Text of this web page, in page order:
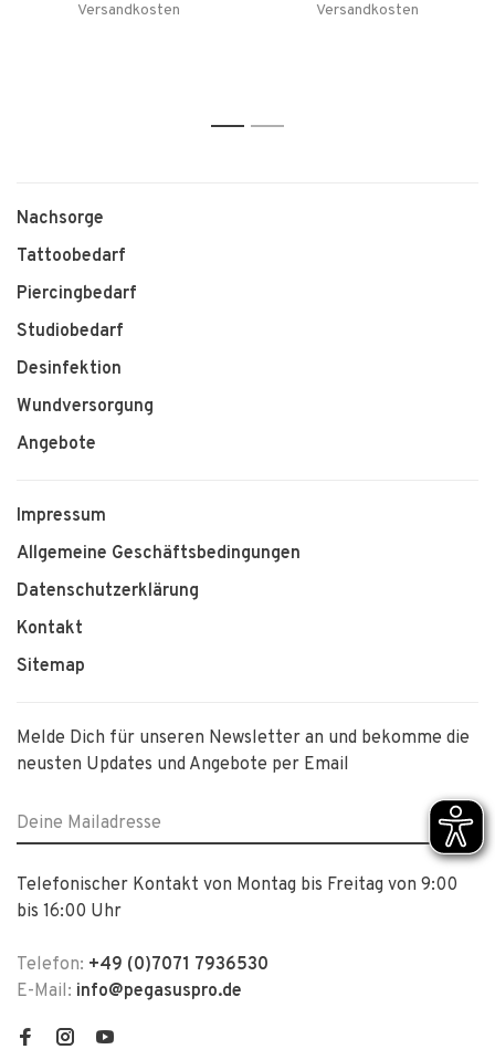
Versandkosten
Versandkosten
1 2
Nachsorge
Tattoobedarf
Piercingbedarf
Studiobedarf
Desinfektion
Wundversorgung
Angebote
Impressum
Allgemeine Geschäftsbedingungen
Datenschutzerklärung
Kontakt
Sitemap
Melde Dich für unseren Newsletter an und bekomme die
neusten Updates und Angebote per Email
Telefonischer Kontakt von Montag bis Freitag von 9:00
bis 16:00 Uhr
Telefon: +49 (0)7071 7936530
E-Mail: info@pegasuspro.de